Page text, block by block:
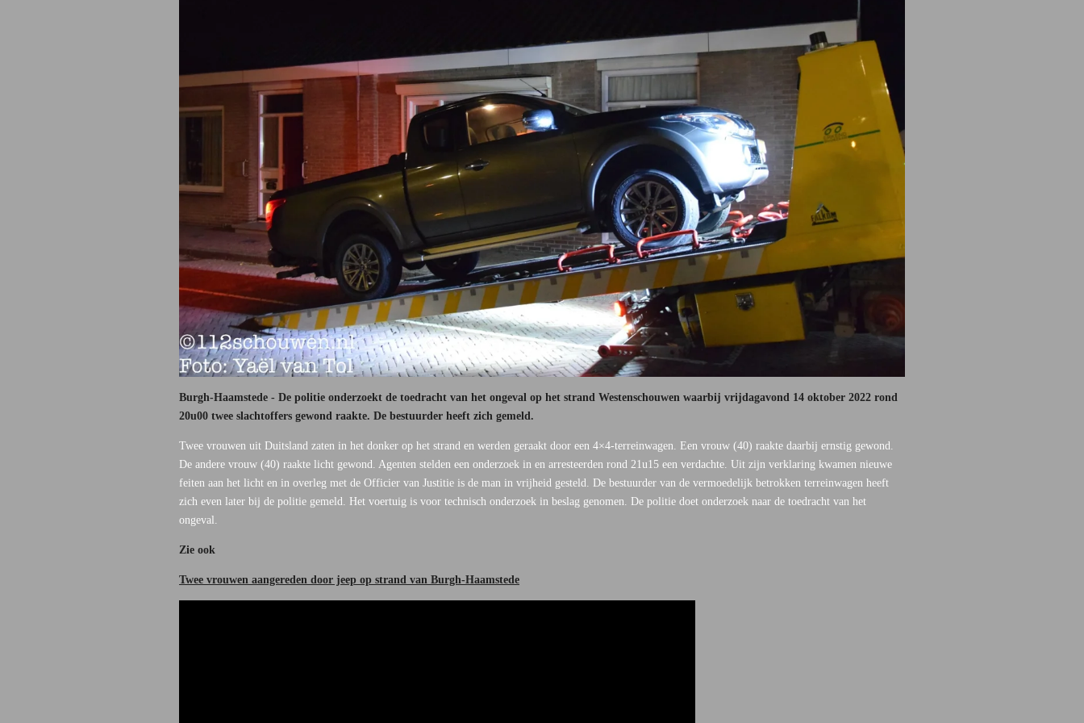
Burgh-Haamstede - De politie onderzoekt de toedracht van het ongeval op het strand Westenschouwen waarbij vrijdagavond 14 oktober 2022 rond
20u00 twee slachtoffers gewond raakte. De bestuurder heeft zich gemeld.
Twee vrouwen uit Duitsland zaten in het donker op het strand en werden geraakt door een 4×4-terreinwagen. Een vrouw (40) raakte daarbij ernstig gewond.
De andere vrouw (40) raakte licht gewond. Agenten stelden een onderzoek in en arresteerden rond 21u15 een verdachte. Uit zijn verklaring kwamen nieuwe
feiten aan het licht en in overleg met de Officier van Justitie is de man in vrijheid gesteld. De bestuurder van de vermoedelijk betrokken terreinwagen heeft
zich even later bij de politie gemeld. Het voertuig is voor technisch onderzoek in beslag genomen. De politie doet onderzoek naar de toedracht van het
ongeval.
Zie ook
Twee vrouwen aangereden door jeep op strand van Burgh-Haamstede